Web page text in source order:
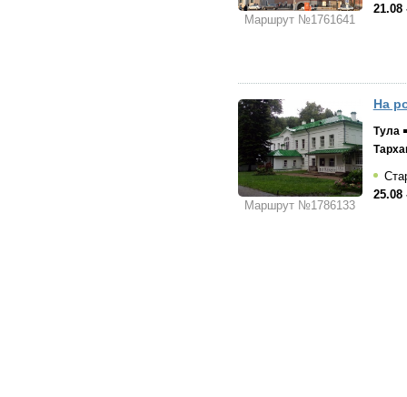
Маршрут №1761641
21.08
Маршрут №1786133
На
Тула
25.08